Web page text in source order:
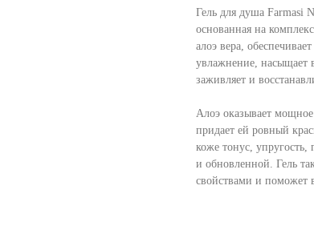
Гель для душа Farmasi
основанная на
алоэ вера,
увлажнение, насыщает
заживляет и
Алоэ оказывает
придает ей ровный
коже тонус, упругость,
и обновленной. Гель
свойствами и поможет